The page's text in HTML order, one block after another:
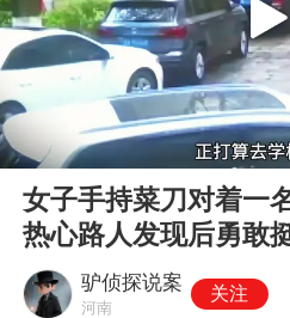
00:00
女子手持菜刀对着一
热心路人发现后勇敢
驴侦探说案
河南
关注